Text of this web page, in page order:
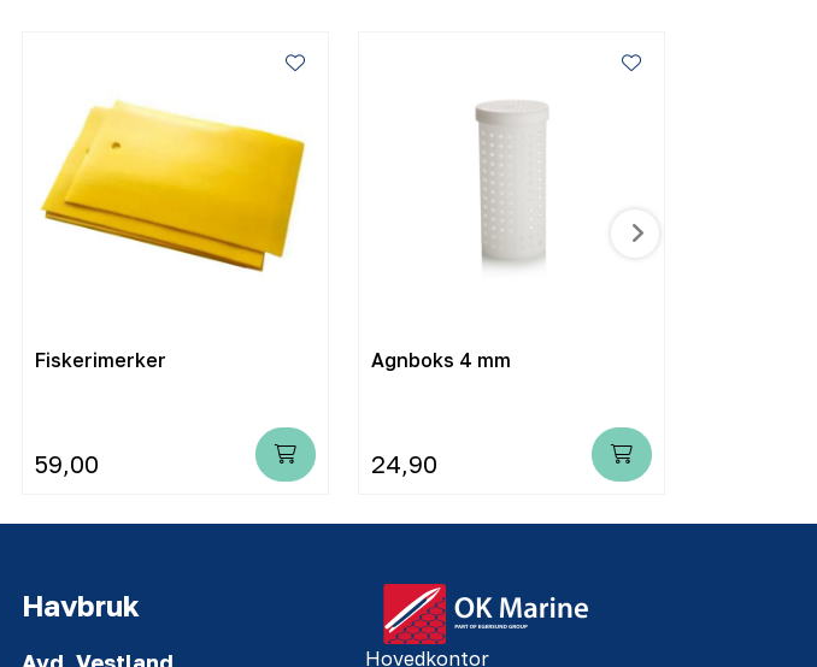
Fiskerimerker
59,00
Agnboks 4 mm
24,90
Havbruk
Hovedkontor